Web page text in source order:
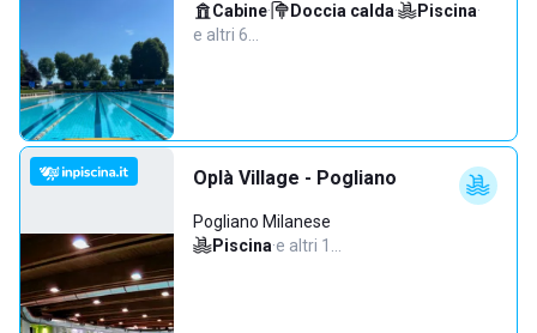
Cabine· Doccia calda· Piscina·
e altri 6…
Oplà Village - Pogliano
Pogliano Milanese
Piscina·e altri 1…